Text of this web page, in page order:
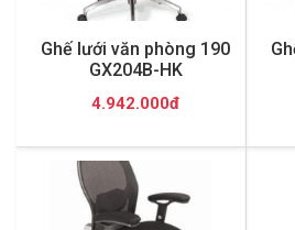
Ghế lưới văn phòng 190
GX204B-HK
4.942.000đ